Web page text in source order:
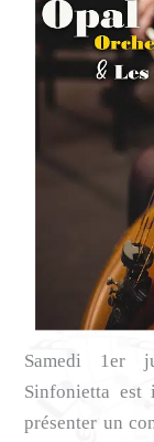
Samedi 1er
Sinfonietta
présenter un